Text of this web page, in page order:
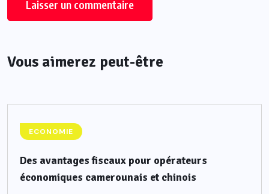
Vous aimerez peut-être
ECONOMIE
Des avantages fiscaux pour opérateurs
économiques camerounais et chinois